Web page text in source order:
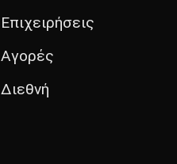
Επιχειρήσεις
Αγορές
Διεθνή